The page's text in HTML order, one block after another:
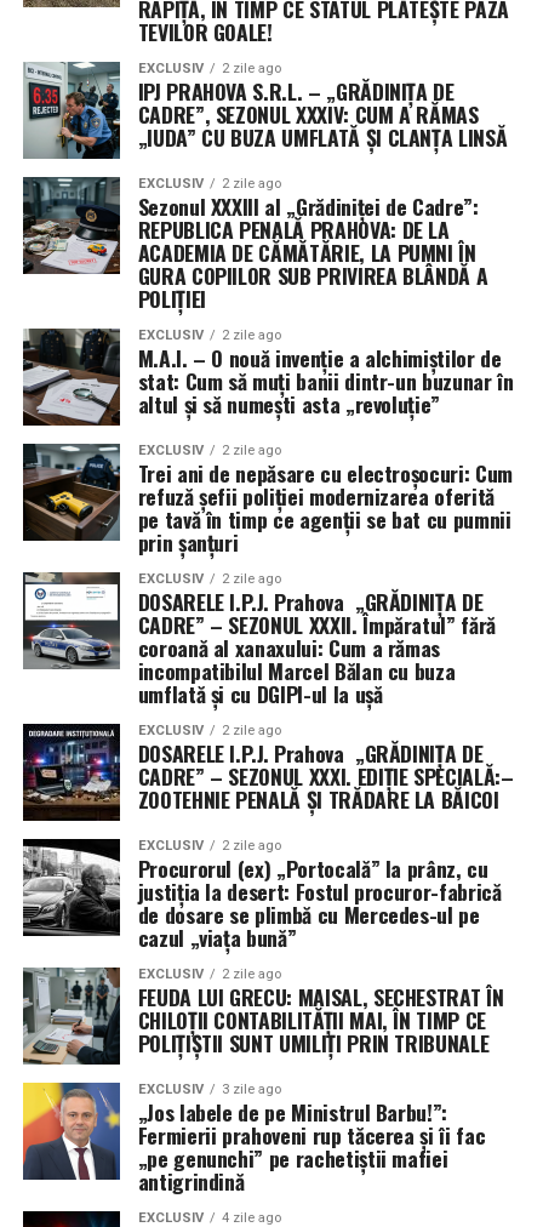
pentru toată lumea sub soarele dreptului penal!
Departamentele sunt împărțite cu o precizie de
ceasornic elvețian: Petre Buneci se ocupă de organizare,
Adrian-Mihai Hotca de știință (că tot e „științifică”
asociația), iar Vasile Drăghici îi suflă în ceafă lui Udroiu
din postura de Secretar General Adjunct. Banii – acea
resursă vulgară, dar necesară – sunt lăsați pe mâna
expertei Simona Mihaela Andrei, care ocupă funcția de
Trezorier și face parte, evident, din Biroul Consiliului
Nume grele, titluri lungi și o listă de
membri care nu se mai termină
Pentru ca niciun orgoliu să nu fie rănit, lista membrilor
Consiliului Director pare desprinsă dintr-un anuar de
onoare: Alexandru Boroi, Norel-Laurențiu Neagu, Elena-
Ana Iancu, Nicoleta Hegheș, Ion Craiovan, Elena-
Giorgiana Simionescu, Bogdan Buneci și Vlad-Alexandru
Voicescu. Toți acești „doctori” și „conferențiari” veghează
la bunul mers al științei penale, în timp ce Comisia de
cenzori, formată din Petrică Anton, Alexandra Bazon și
Bianca-Denisa Grigorie, stă cu ochii pe cifre.
În concluzie, ARSP s-a transformat într-o veritabilă
fortăreață a titlurilor, unde „promovarea” este
cuvântul de ordine, iar „rotația cadrelor” este sport
național. Rămâne de văzut dacă dincolo de aceste
numiri pompoase, știința penală va progresa sau
dacă asociația va rămâne doar un club exclusivist
unde „greii” își dau diplome unii altora, sub privirile
admirative ale unei audiențe care încă mai crede că
funcția face pe om, și nu invers. (Irinel I.).
RAPIȚĂ, ÎN TIMP CE STATUL PLĂTEȘTE PAZA
TEVILOR GOALE!
EXCLUSIV 2 zile ago
IPJ PRAHOVA S.R.L. – „GRĂDINIȚA DE
CADRE”, SEZONUL XXXIV: CUM A RĂMAS
„IUDA” CU BUZA UMFLATĂ ȘI CLANȚA LINSĂ
EXCLUSIV 2 zile ago
Sezonul XXXIII al „Grădiniței de Cadre”:
REPUBLICA PENALĂ PRAHOVA: DE LA
ACADEMIA DE CĂMĂTĂRIE, LA PUMNI ÎN
GURA COPIILOR SUB PRIVIREA BLÂNDĂ A
POLIȚIEI
EXCLUSIV 2 zile ago
M.A.I. – O nouă invenție a alchimiștilor de
stat: Cum să muți banii dintr-un buzunar în
altul și să numești asta „revoluție”
EXCLUSIV 2 zile ago
Trei ani de nepăsare cu electroșocuri: Cum
refuză șefii poliției modernizarea oferită
pe tavă în timp ce agenții se bat cu pumnii
prin șanțuri
EXCLUSIV 2 zile ago
DOSARELE I.P.J. Prahova „GRĂDINIȚA DE
CADRE” – SEZONUL XXXII. Împăratul” fără
coroană al xanaxului: Cum a rămas
incompatibilul Marcel Bălan cu buza
umflată și cu DGIPI-ul la ușă
EXCLUSIV 2 zile ago
DOSARELE I.P.J. Prahova „GRĂDINIȚA DE
CADRE” – SEZONUL XXXI. EDIȚIE SPECIALĂ:–
ZOOTEHNIE PENALĂ ȘI TRĂDARE LA BĂICOI
EXCLUSIV 2 zile ago
Procurorul (ex) „Portocală” la prânz, cu
justiția la desert: Fostul procuror-fabrică
de dosare se plimbă cu Mercedes-ul pe
cazul „viața bună”
EXCLUSIV 2 zile ago
FEUDA LUI GRECU: MAISAL, SECHESTRAT ÎN
CHILOȚII CONTABILITĂȚII MAI, ÎN TIMP CE
POLIȚIȘTII SUNT UMILIȚI PRIN TRIBUNALE
EXCLUSIV 3 zile ago
„Jos labele de pe Ministrul Barbu!”:
Fermierii prahoveni rup tăcerea și îi fac
„pe genunchi” pe rachetiștii mafiei
antigrindină
EXCLUSIV 4 zile ago